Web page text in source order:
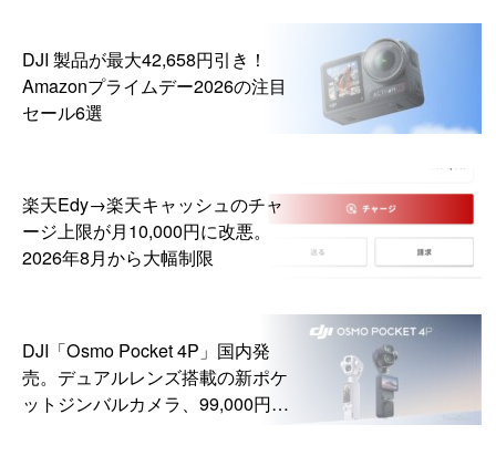
DJI 製品が最大42,658円引き！
Amazonプライムデー2026の注目
セール6選
楽天Edy→楽天キャッシュのチャ
ージ上限が月10,000円に改悪。
2026年8月から大幅制限
DJI「Osmo Pocket 4P」国内発
売。デュアルレンズ搭載の新ポケ
ットジンバルカメラ、99,000円か